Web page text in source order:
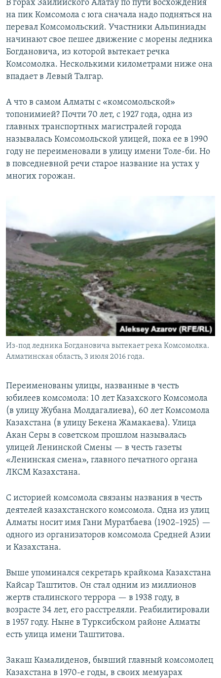
В горах Заилийского Алатау по пути восхождения
на пик Комсомола с юга сначала надо подняться на
перевал Комсомольский. Участники Альпиниады
начинают свое пешее движение с морены ледника
Богдановича, из которой вытекает речка
Комсомолка. Несколькими километрами ниже она
впадает в Левый Талгар.
А что в самом Алматы с «комсомольской»
топонимией? Почти 70 лет, с 1927 года, одна из
главных транспортных магистралей города
называлась Комсомольской улицей, пока ее в 1990
году не переименовали в улицу имени Толе-би. Но
в повседневной речи старое название на устах у
многих горожан.
Из-под ледника Богдановича вытекает река Комсомолка.
Алматинская область, 3 июля 2016 года.
Переименованы улицы, названные в честь
юбилеев комсомола: 10 лет Казахского Комсомола
(в улицу Жубана Молдагалиева), 60 лет Комсомола
Казахстана (в улицу Бекена Жамакаева). Улица
Акан Серы в советском прошлом называлась
улицей Ленинской Смены — в честь газеты
«Ленинская смена», главного печатного органа
ЛКСМ Казахстана.
С историей комсомола связаны названия в честь
деятелей казахстанского комсомола. Одна из улиц
Алматы носит имя Гани Муратбаева (1902–1925) —
одного из организаторов комсомола Средней Азии
и Казахстана.
Выше упоминался секретарь крайкома Казахстана
Кайсар Таштитов. Он стал одним из миллионов
жертв сталинского террора — в 1938 году, в
возрасте 34 лет, его расстреляли. Реабилитировали
в 1957 году. Ныне в Турксибском районе Алматы
есть улица имени Таштитова.
Закаш Камалиденов, бывший главный комсомолец
Казахстана в 1970-е годы, в своих мемуарах